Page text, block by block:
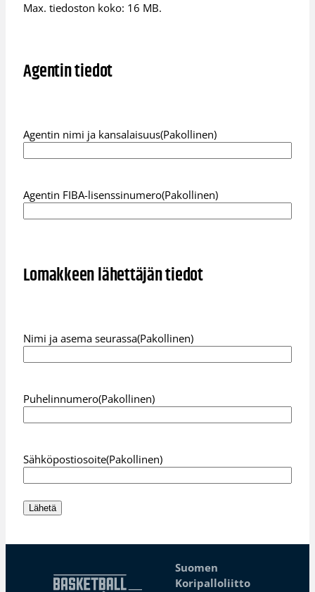
Max. tiedoston koko: 16 MB.
Agentin tiedot
Agentin nimi ja kansalaisuus(Pakollinen)
Agentin FIBA-lisenssinumero(Pakollinen)
Lomakkeen lähettäjän tiedot
Nimi ja asema seurassa(Pakollinen)
Puhelinnumero(Pakollinen)
Sähköpostiosoite(Pakollinen)
Lähetä
Suomen
Koripalloliitto